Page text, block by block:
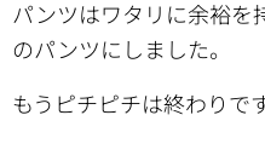
パンツはワタリに余裕を
のパンツにしました。
もうピチピチは終わりです